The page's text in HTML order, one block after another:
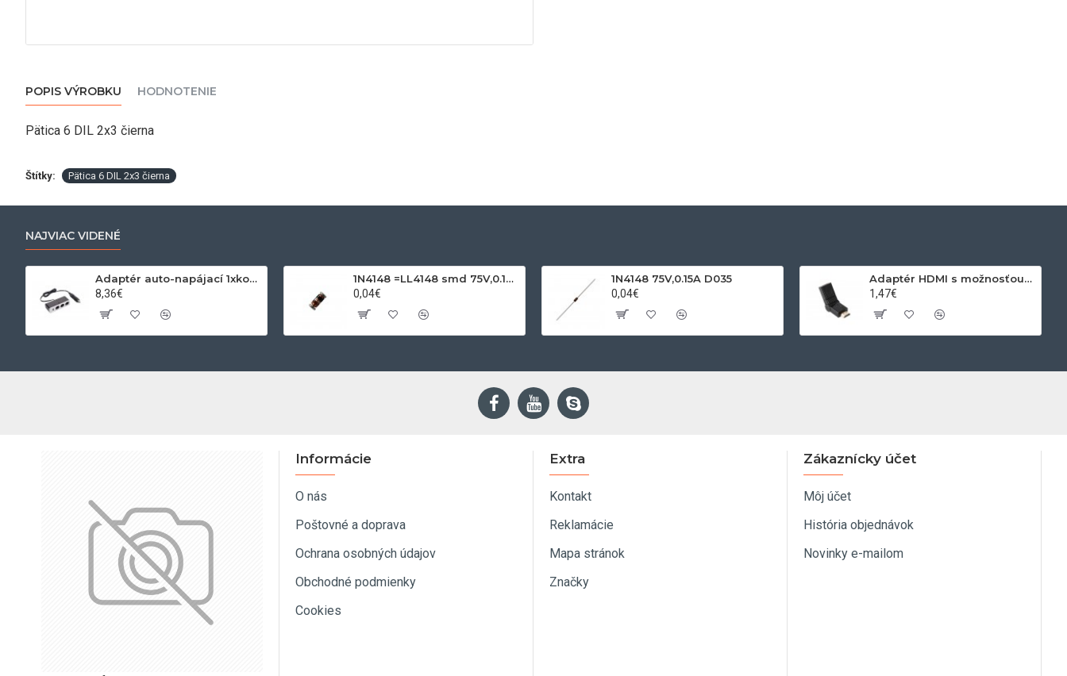
POPIS VÝROBKU HODNOTENIE
Pätica 6 DIL 2x3 čierna
Štítky: Pätica 6 DIL 2x3 čierna
NAJVIAC VIDENÉ
Adaptér auto-napájací 1xkon./3x zdierka- 12/24V, USB 1000mA
8,36€
1N4148 =LL4148 smd 75V,0.15A SOD80C
0,04€
1N4148 75V,0.15A D035
0,04€
Adaptér HDMI s možnosťou otáčania
1,47€
Informácie
O nás
Poštovné a doprava
Ochrana osobných údajov
Obchodné podmienky
Cookies
Extra
Kontakt
Reklamácie
Mapa stránok
Značky
Zákaznícky účet
Môj účet
História objednávok
Novinky e-mailom